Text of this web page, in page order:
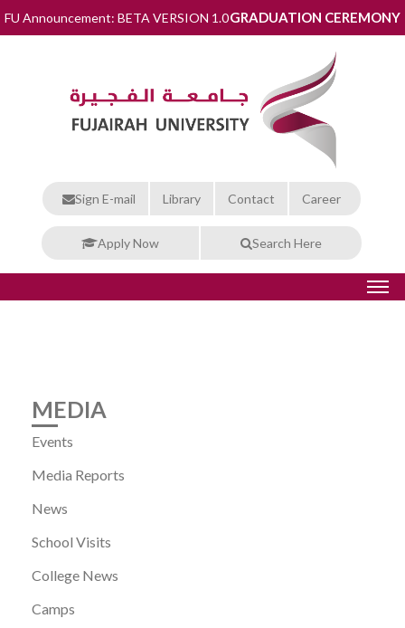
FU Announcement: BETA VERSION 1.0GRADUATION CEREMONY
Sign E-mail Library Contact Career
Apply Now Search Here
MEDIA
Events
Media Reports
News
School Visits
College News
Camps